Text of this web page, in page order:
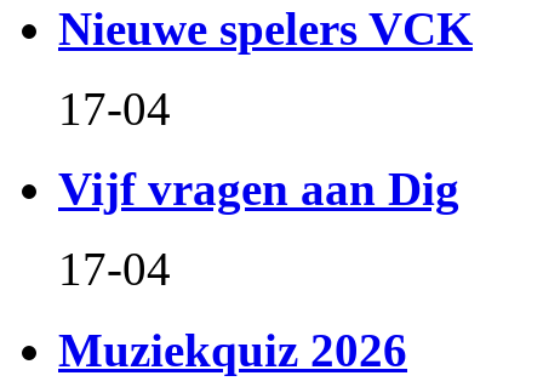
Nieuwe spelers VCK
17-04
Vijf vragen aan Dig
17-04
Muziekquiz 2026